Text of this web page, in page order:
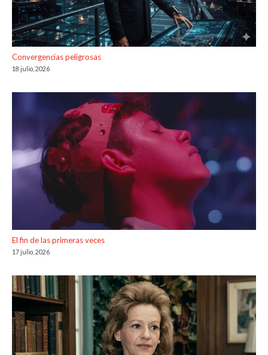
Convergencias peligrosas
18 julio, 2026
El fin de las primeras veces
17 julio, 2026